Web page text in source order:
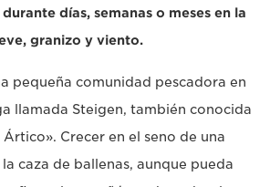
días, semanas o meses en la
granizo y viento.
pequeña comunidad pescadora en
llamada Steigen, también conocida
Crecer en el seno de una
caza de ballenas, aunque pueda